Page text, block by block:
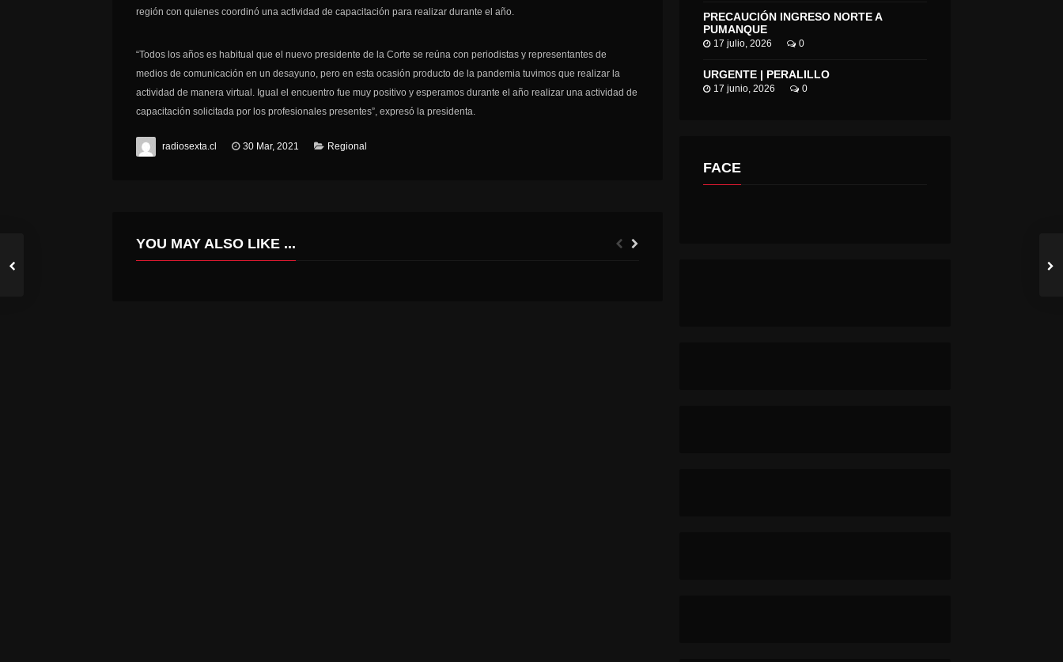
región con quienes coordinó una actividad de capacitación para realizar durante el año.
“Todos los años es habitual que el nuevo presidente de la Corte se reúna con periodistas y representantes de
medios de comunicación en un desayuno, pero en esta ocasión producto de la pandemia tuvimos que realizar la
actividad de manera virtual. Igual el encuentro fue muy positivo y esperamos durante el año realizar una actividad de
capacitación solicitada por los profesionales presentes”, expresó la presidenta.
radiosexta.cl 30 Mar, 2021 Regional
YOU MAY ALSO LIKE ...
PRECAUCIÓN INGRESO NORTE A
PUMANQUE
17 julio, 2026 0
URGENTE | PERALILLO
17 junio, 2026 0
FACE